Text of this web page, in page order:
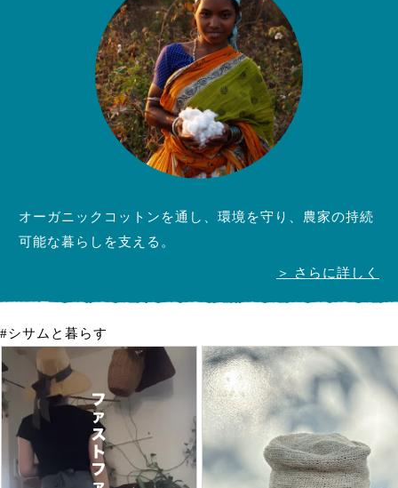
オーガニックコットンを通し、環境を守り、農家の持続
可能な暮らしを支える。
＞ さらに詳しく
#シサムと暮らす